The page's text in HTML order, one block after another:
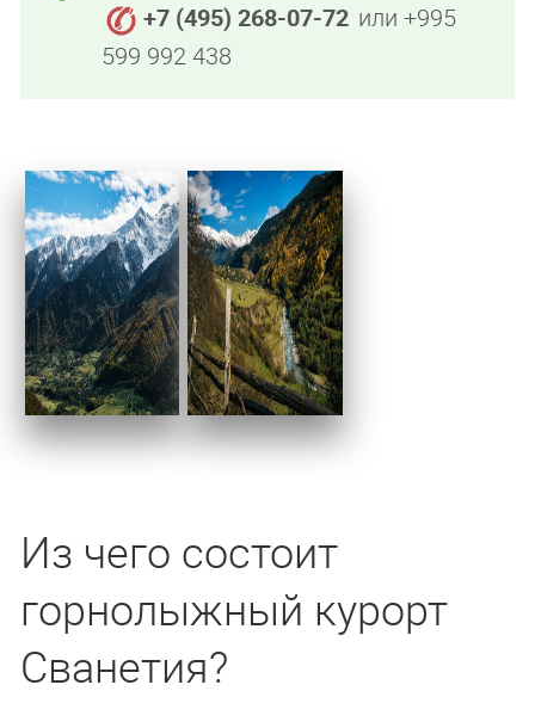
+7 (495) 268-07-72 или +995
599 992 438
Из чего состоит
горнолыжный курорт
Сванетия?